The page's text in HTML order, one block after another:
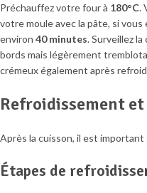
Préchauffez votre four à 180°C.
votre moule avec la pâte, si
environ 40 minutes. Surveillez
bords mais légèrement
crémeux également après
Refroidissement
Après la cuisson, il est
Étapes de